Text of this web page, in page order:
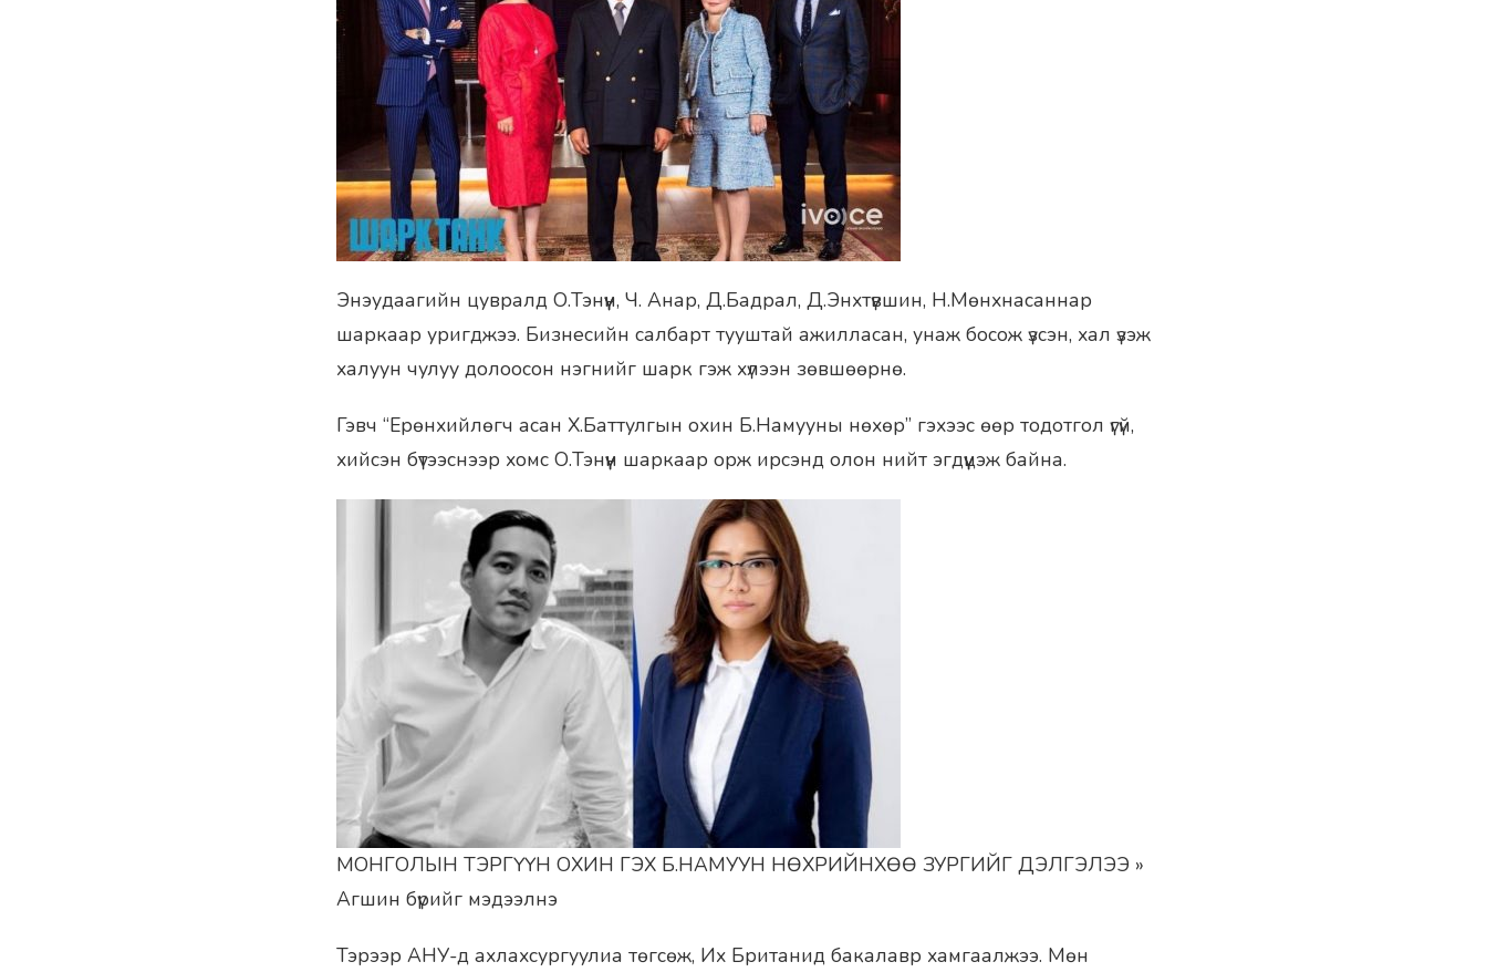
Энэудаагийн цувралд О.Тэнүүн, Ч. Анар, Д.Бадрал, Д.Энхтүвшин, Н.Мөнхнасаннар
шаркаар уригджээ. Бизнесийн салбарт тууштай ажилласан, унаж босож үзсэн, хал үзэж
халуун чулуу долоосон нэгнийг шарк гэж хүлээн зөвшөөрнө.
Гэвч “Ерөнхийлөгч асан Х.Баттулгын охин Б.Намууны нөхөр” гэхээс өөр тодотгол үгүй,
хийсэн бүтээснээр хомс О.Тэнүүн шаркаар орж ирсэнд олон нийт эгдүүцэж байна.
МОНГОЛЫН ТЭРГҮҮН ОХИН ГЭХ Б.НАМУУН НӨХРИЙНХӨӨ ЗУРГИЙГ ДЭЛГЭЛЭЭ »
Агшин бүрийг мэдээлнэ
Тэрээр АНУ-д ахлахсургуулиа төгсөж, Их Британид бакалавр хамгаалжээ. Мөн